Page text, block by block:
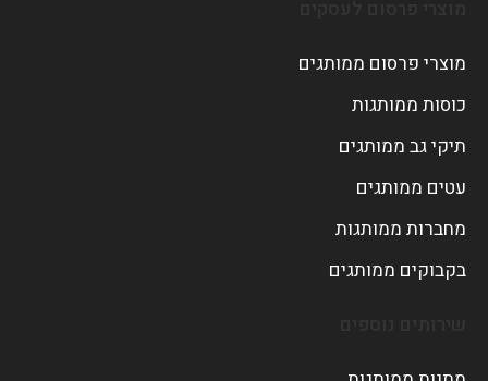
מוצרי פרסום ממותגים
כוסות ממותגות
תיקי גב ממותגים
עטים ממותגים
מחברות ממותגות
בקבוקים ממותגים